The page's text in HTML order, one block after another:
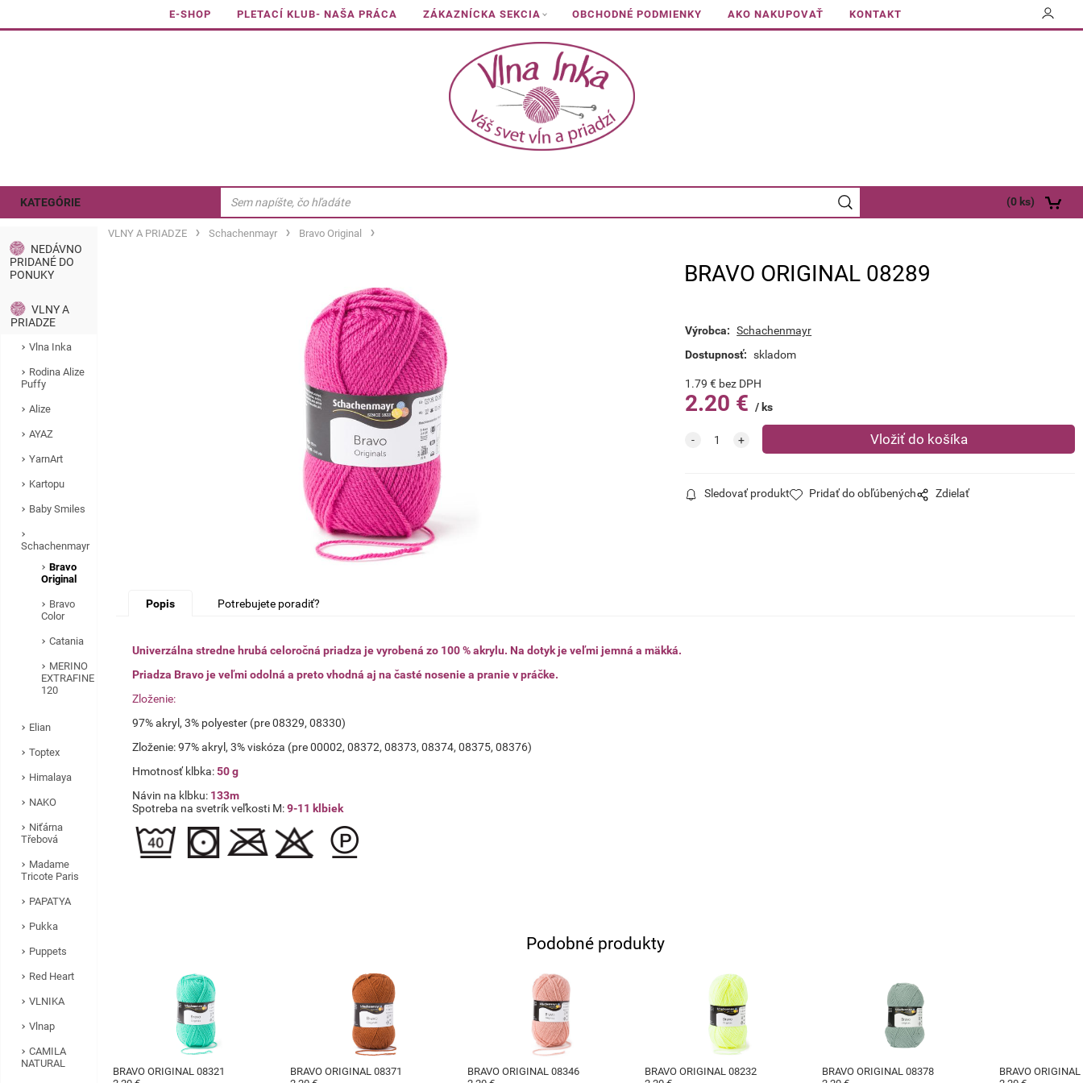
E-SHOP PLETACÍ KLUB- NAŠA PRÁCA ZÁKAZNÍCKA SEKCIA OBCHODNÉ PODMIENKY AKO NAKUPOVAŤ KONTAKT
KATEGÓRIE (0 ks)
NEDÁVNO
PRIDANÉ DO
PONUKY
VLNY A
PRIADZE
Vlna Inka
Rodina Alize
Puffy
Alize
AYAZ
YarnArt
Kartopu
Baby Smiles
Schachenmayr
Bravo
Original
Bravo
Color
Catania
MERINO
EXTRAFINE
120
Elian
Toptex
Himalaya
NAKO
Niťárna
Třebová
Madame
Tricote Paris
PAPATYA
Pukka
Puppets
Red Heart
VLNIKA
Vlnap
CAMILA
NATURAL
VLNY A PRIADZE Schachenmayr Bravo Original
BRAVO ORIGINAL 08289
Výrobca: Schachenmayr
Dostupnosť: skladom
1.79 € bez DPH
2.20 € ks
Sledovať produkt Pridať do obľúbených Zdielať
Popis Potrebujete poradiť?
Univerzálna stredne hrubá celoročná priadza je vyrobená zo 100 % akrylu. Na dotyk je veľmi jemná a mäkká.
Priadza Bravo je veľmi odolná a preto vhodná aj na časté nosenie a pranie v práčke.
Zloženie:
97% akryl, 3% polyester (pre 08329, 08330)
Zloženie: 97% akryl, 3% viskóza (pre 00002, 08372, 08373, 08374, 08375, 08376)
Hmotnosť klbka:50 g
Návin na klbku: 133m
Spotreba na svetrík veľkosti M:9-11 klbiek
Podobné produkty
BRAVO ORIGINAL 08321
BRAVO ORIGINAL 08371
BRAVO ORIGINAL 08346
BRAVO ORIGINAL 08232
BRAVO ORIGINAL 08378
BRAVO